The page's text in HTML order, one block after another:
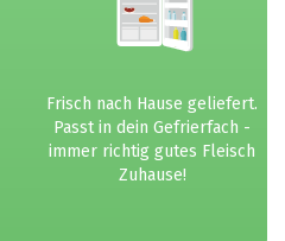
Frisch nach Hause geliefert.
Passt in dein Gefrierfach -
immer richtig gutes Fleisch
Zuhause!